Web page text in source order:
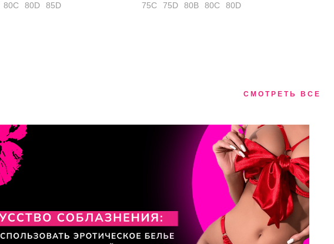
80C 80D 85D 75C 75D 80B 80C 80D
СМОТРЕТЬ ВСЕ